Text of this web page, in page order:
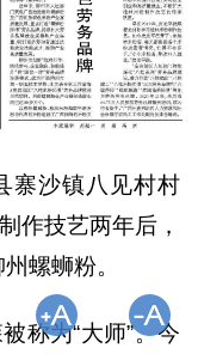
寨沙镇八见村村
作技艺两年后，
螺蛳粉。
称为“大师”。今